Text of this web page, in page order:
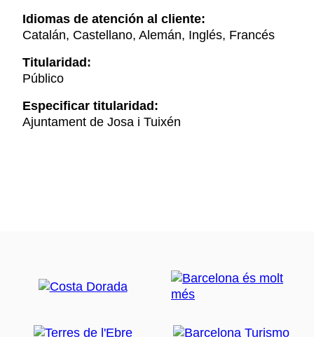
Idiomas de atención al cliente:
Catalán, Castellano, Alemán, Inglés, Francés
Titularidad:
Público
Especificar titularidad:
Ajuntament de Josa i Tuixén